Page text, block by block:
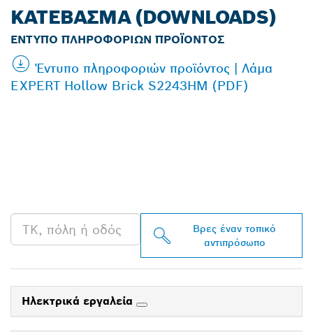
ΚΑΤΈΒΑΣΜΑ (DOWNLOADS)
ΈΝΤΥΠΟ ΠΛΗΡΟΦΟΡΙΏΝ ΠΡΟΪΌΝΤΟΣ
Έντυπο πληροφοριών προϊόντος | Λάμα
EXPERT Hollow Brick S2243HM (PDF)
Βρες έναν τοπικό
αντιπρόσωπο
Ηλεκτρικά εργαλεία